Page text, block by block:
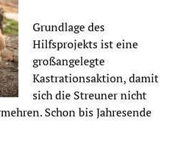
Grundlage des
Hilfsprojekts ist eine
großangelegte
Kastrationsaktion, damit
sich die Streuner nicht
Schon bis Jahresende